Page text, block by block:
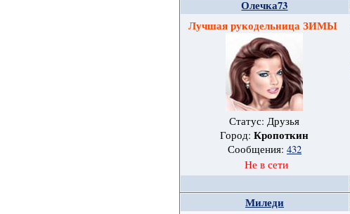
Олечка73
Лучшая рукодельница ЗИМЫ
Статус: Друзья
Город:Кропоткин
Сообщения: 432
Не в сети
Миледи